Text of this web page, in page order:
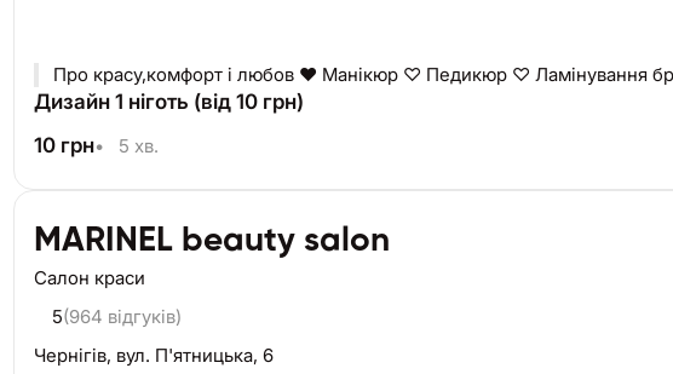
Про красу,комфорт і любов ❤️ Манікюр ♡ Педикюр ♡
Дизайн 1 ніготь (від 10 грн)
10 грн• 5 хв.
MARINEL beauty salon
Салон краси
5(964 відгуків)
Чернігів, вул. П'ятницька, 6